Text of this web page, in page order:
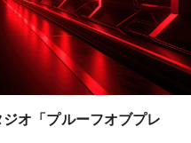
オ「プルーフオブプレ